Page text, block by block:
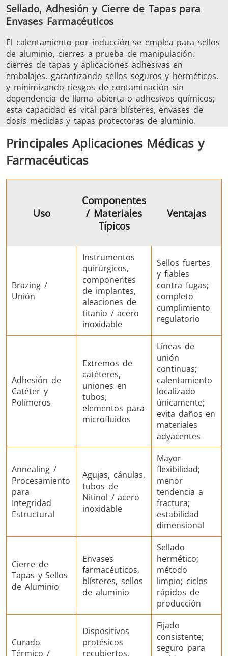
Sellado, Adhesión y Cierre de Tapas para
Envases Farmacéuticos
El calentamiento por inducción se emplea para sellos
de aluminio, cierres a prueba de manipulación,
cierres de tapas y aplicaciones adhesivas en
embalajes, garantizando sellos seguros y herméticos,
y minimizando riesgos de contaminación sin
dependencia de llama abierta o adhesivos químicos;
esta capacidad es vital para blísteres, envases de
dosis medidas y tapas protectoras de aluminio.
Principales Aplicaciones Médicas y
Farmacéuticas
Uso
Componentes
/ Materiales
Típicos
Ventajas
Brazing /
Unión
Instrumentos
quirúrgicos,
componentes
de implantes,
aleaciones de
titanio / acero
inoxidable
Sellos fuertes
y fiables
contra fugas;
completo
cumplimiento
regulatorio
Adhesión de
Catéter y
Polímeros
Extremos de
catéteres,
uniones en
tubos,
elementos para
microfluidos
Líneas de
unión
continuas;
calentamiento
localizado
únicamente;
evita daños en
materiales
adyacentes
Annealing /
Procesamiento
para
Integridad
Estructural
Agujas, cánulas,
tubos de
Nitinol / acero
inoxidable
Mayor
flexibilidad;
menor
tendencia a
fractura;
estabilidad
dimensional
Cierre de
Tapas y Sellos
de Aluminio
Envases
farmacéuticos,
blísteres, sellos
de aluminio
Sellado
hermético;
método
limpio; ciclos
rápidos de
producción
Curado
Térmico /
Dispositivos
protésicos
recubiertos,
Fijado
consistente;
seguro para